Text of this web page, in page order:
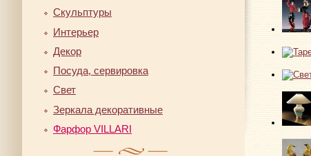
Скульптуры
Интерьер
Декор
Посуда, сервировка
Свет
Зеркала декоративные
Фарфор VILLARI